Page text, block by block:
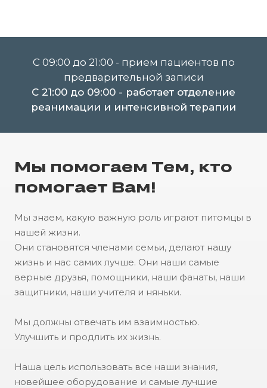
C 09:00 до 21:00 - прием пациентов по
предварительной записи
C 21:00 до 09:00 - работает отделение
реанимации и интенсивной терапии
Мы помогаем Тем, кто
помогает Вам!
Мы знаем, какую важную роль играют питомцы в
нашей жизни.
Они становятся членами семьи, делают нашу
жизнь и нас самих лучше. Они наши самые
верные друзья, помощники, наши фанаты, наши
защитники, наши учителя и няньки.
Мы должны отвечать им взаимностью.
Улучшить и продлить их жизнь.
Наша цель использовать все наши знания,
новейшее оборудование и самые лучшие